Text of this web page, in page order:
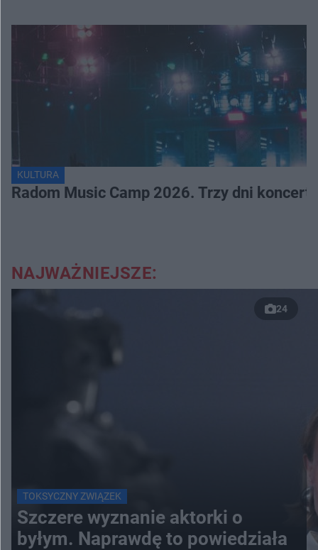
KULTURA
Radom Music Camp 2026. Trzy dni
NAJWAŻNIEJSZE:
24
TOKSYCZNY ZWIĄZEK
Szczere wyznanie aktorki o
byłym. Naprawdę to powiedziała